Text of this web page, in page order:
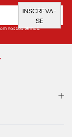
INSCREVA-
SE
nossos termos.